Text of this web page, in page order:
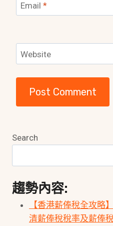
Email *
Website
Search
趨勢內容:
【香港薪俸稅全攻略
清薪俸稅稅率及薪俸